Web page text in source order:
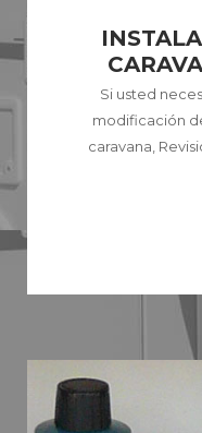
Si usted
modificación
caravana,